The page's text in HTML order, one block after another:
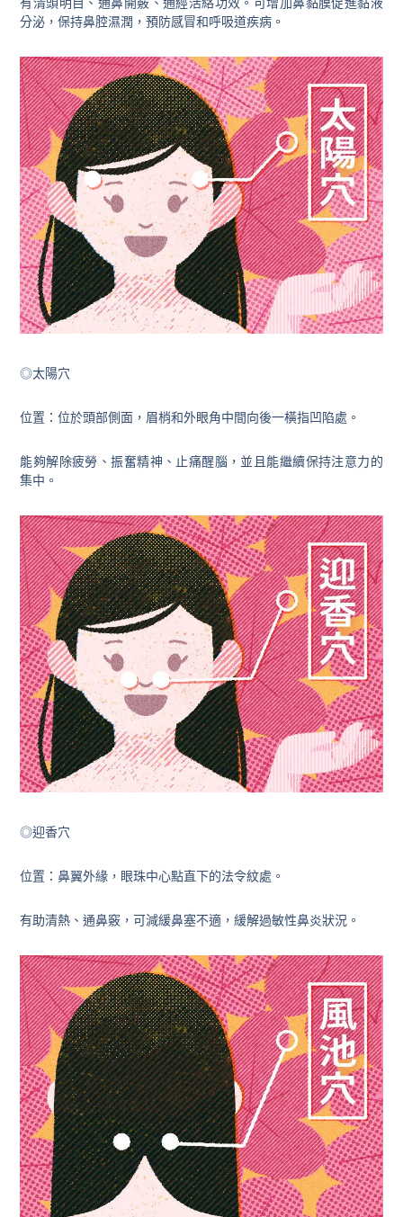
分泌，保持鼻腔濕潤，預防感冒和呼吸道疾病。
◎太陽穴
位置：位於頭部側面，眉梢和外眼角中間向後一橫指凹陷處。
能夠解除疲勞、振奮精神、止痛醒腦，並且能繼續保持注意力的
集中。
◎迎香穴
位置：鼻翼外緣，眼珠中心點直下的法令紋處。
有助清熱、通鼻竅，可減緩鼻塞不適，緩解過敏性鼻炎狀況。